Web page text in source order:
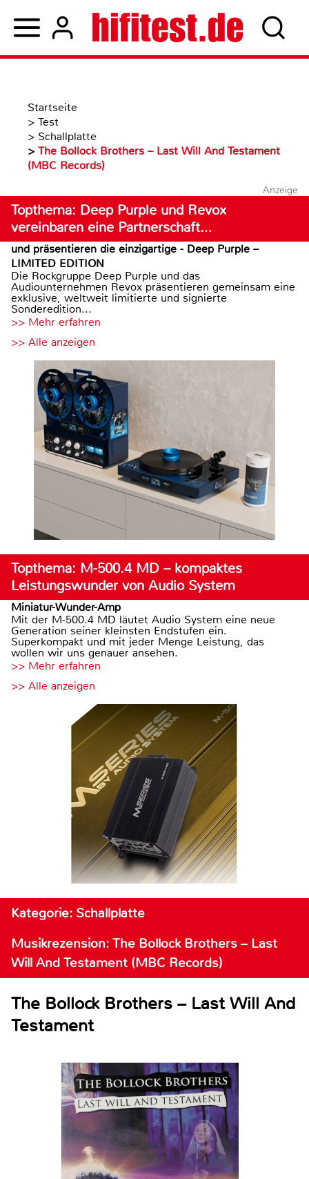
Startseite
> Test
> Schallplatte
> The Bollock Brothers – Last Will And Testament
(MBC Records)
Anzeige
Topthema: Deep Purple und Revox
vereinbaren eine Partnerschaft…
und präsentieren die einzigartige - Deep Purple –
LIMITED EDITION
Die Rockgruppe Deep Purple und das
Audiounternehmen Revox präsentieren gemeinsam eine
exklusive, weltweit limitierte und signierte
Sonderedition...
>> Mehr erfahren
>> Alle anzeigen
Topthema: M-500.4 MD – kompaktes
Leistungswunder von Audio System
Miniatur-Wunder-Amp
Mit der M-500.4 MD läutet Audio System eine neue
Generation seiner kleinsten Endstufen ein.
Superkompakt und mit jeder Menge Leistung, das
wollen wir uns genauer ansehen.
>> Mehr erfahren
>> Alle anzeigen
Kategorie: Schallplatte
Musikrezension: The Bollock Brothers – Last
Will And Testament (MBC Records)
The Bollock Brothers – Last Will And
Testament